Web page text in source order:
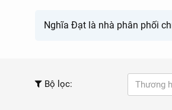
Nghĩa Đạt là nhà phân phối
Bộ lọc: Thương